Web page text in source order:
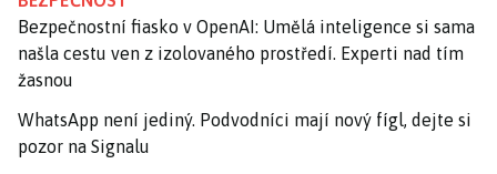
Bezpečnostní fiasko v OpenAI: Umělá inteligence si sama
našla cestu ven z izolovaného prostředí. Experti nad tím
žasnou
WhatsApp není jediný. Podvodníci mají nový fígl, dejte si
pozor na Signalu